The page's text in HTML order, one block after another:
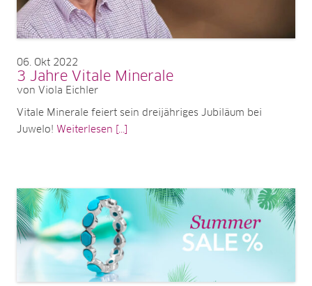
06 Okt 2022
3 Jahre Vitale Minerale
von Viola Eichler
Vitale Minerale feiert sein dreijähriges Jubiläum bei
Juwelo! Weiterlesen [...]